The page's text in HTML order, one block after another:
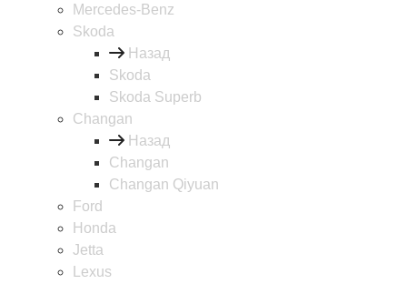
Mercedes-Benz
Skoda
Назад
Skoda
Skoda Superb
Changan
Назад
Changan
Changan Qiyuan
Ford
Honda
Jetta
Lexus